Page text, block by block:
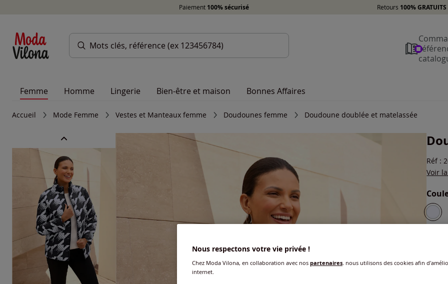
Paiement 100% sécurisé Retours 100%
Femme Homme Lingerie Bien-être et maison Bonnes Affaires
Accueil Mode Femme Vestes et Manteaux femme Doudounes femme Doudoune doublée et matelassée
Réf :
Voir
Nous respectons votre vie privée !
Chez Moda Vilona, en collaboration avec nos partenaires, nous utilisons des cookies afin
internet.